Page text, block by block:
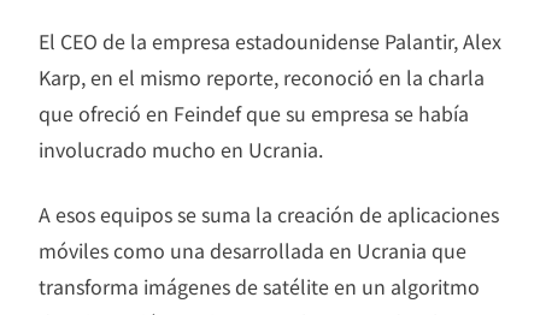
El CEO de la empresa estadounidense Palantir, Alex
Karp, en el mismo reporte, reconoció en la charla
que ofreció en Feindef que su empresa se había
involucrado mucho en Ucrania.
A esos equipos se suma la creación de aplicaciones
móviles como una desarrollada en Ucrania que
transforma imágenes de satélite en un algoritmo